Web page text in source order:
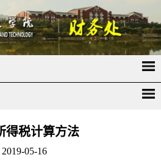
得税计算方法
2019-05-16